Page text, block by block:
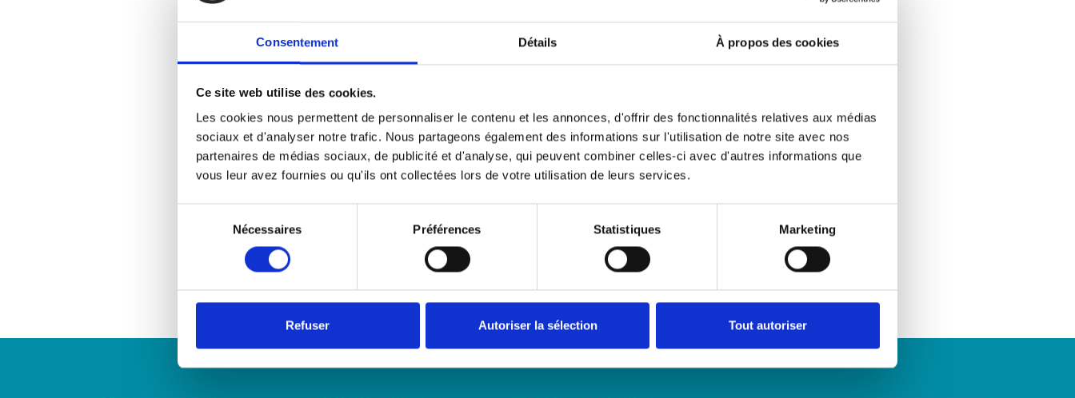
Consentement Détails À propos des cookies
Ce site web utilise des cookies.
Les cookies nous permettent de personnaliser le contenu et les annonces, d'offrir des fonctionnalités relatives aux médias
sociaux et d'analyser notre trafic. Nous partageons également des informations sur l'utilisation de notre site avec nos
partenaires de médias sociaux, de publicité et d'analyse, qui peuvent combiner celles-ci avec d'autres informations que
vous leur avez fournies ou qu'ils ont collectées lors de votre utilisation de leurs services.
Nécessaires Préférences Statistiques Marketing
Refuser Autoriser la sélection Tout autoriser